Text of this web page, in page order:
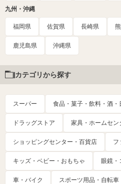
九州・沖縄
福岡県 佐賀県 長崎県
鹿児島県 沖縄県
カテゴリから探す
スーパー 食品・菓子・飲料・酒・
ドラッグストア 家具・ホームセン
ショッピングセンター・百貨店 フ
キッズ・ベビー・おもちゃ 眼鏡・
車・バイク スポーツ用品・自転車